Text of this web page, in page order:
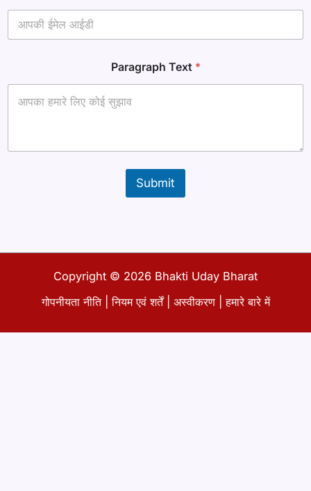
मे
ल
आ
Paragraph Text *
Submit
Copyright © 2026 Bhakti Uday Bharat
गोपनीयता नीति|नियम एवं शर्तें| अस्वीकरण |हमारे बारे में